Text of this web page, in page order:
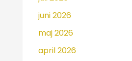
juni 2026
maj 2026
april 2026